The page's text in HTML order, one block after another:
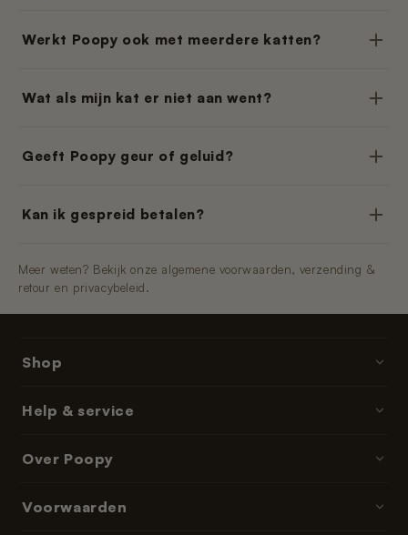
Werkt Poopy ook met meerdere katten?
Wat als mijn kat er niet aan went?
Geeft Poopy geur of geluid?
Kan ik gespreid betalen?
Meer weten? Bekijk onze algemene voorwaarden, verzending &
retour en privacybeleid.
Shop
Accessoires
Help & service
Bezorgtijden
Over Poopy
Voorwaarden